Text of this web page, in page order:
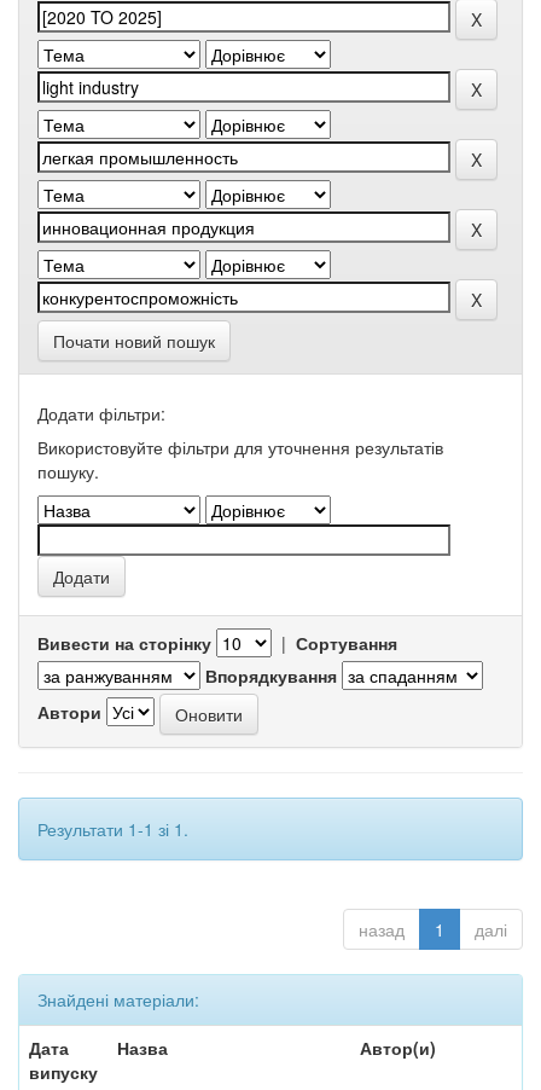
Почати новий пошук
Додати фільтри:
Використовуйте фільтри для уточнення результатів
пошуку.
Вивести на сторінку | Сортування
Впорядкування
Автори
Результати 1-1 зі 1.
назад 1 далі
Знайдені матеріали:
Дата
випуску
Назва Автор(и)